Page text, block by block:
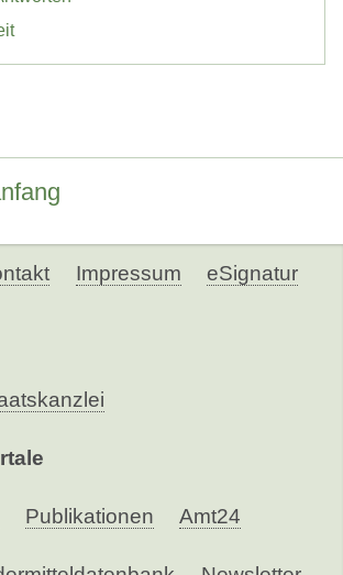
Impressum eSignatur
Publikationen Amt24